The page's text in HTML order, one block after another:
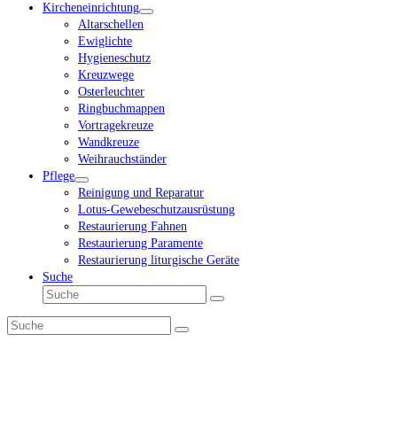
Kircheneinrichtung
Altarschellen
Ewiglichte
Hygieneschutz
Kreuzwege
Osterleuchter
Ringbuchmappen
Vortragekreuze
Wandkreuze
Weihrauchständer
Pflege
Reinigung und Reparatur
Lotus-Gewebeschutzausrüstung
Restaurierung Fahnen
Restaurierung Paramente
Restaurierung liturgische Geräte
Suche
Suche
Senden
Suche
Senden